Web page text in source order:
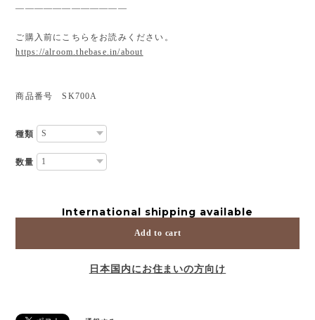
————————————
ご購入前にこちらをお読みください。
https://alroom.thebase.in/about
商品番号 SK700A
種類
数量
International shipping available
Add to cart
日本国内にお住まいの方向け